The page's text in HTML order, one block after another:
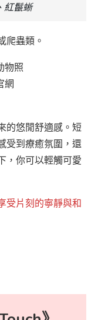
紅鬣蜥
爬蟲類。
網
的悠閒舒適感。短
受到療癒氛圍，還
，你可以輕觸可愛
受片刻的寧靜與和